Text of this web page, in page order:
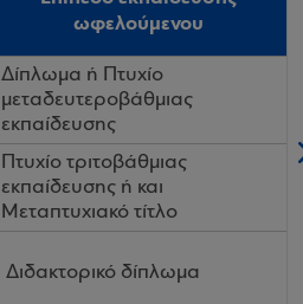
ωφελούμενου
Δίπλωμα ή Πτυχίο
μεταδευτεροβάθμιας
εκπαίδευσης
Πτυχίο τριτοβάθμιας
εκπαίδευσης ή και
Μεταπτυχιακό τίτλο
Διδακτορικό δίπλωμα
ωφελούμενου
Δίπλωμα ή Πτυχίο
μεταδευτεροβάθμιας
εκπαίδευσης
Πτυχίο τριτοβάθμιας
εκπαίδευσης ή και
Μεταπτυχιακό τίτλο
Διδακτορικό δίπλωμα